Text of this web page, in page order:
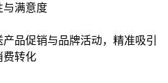
与满意度
产品促销与品牌活动，精准吸引
费转化